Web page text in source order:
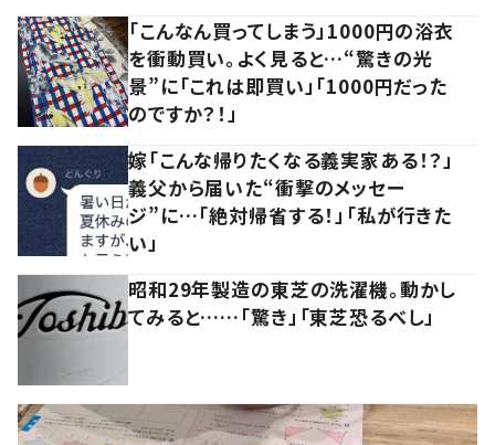
「こんなん買ってしまう」1000円の浴衣
を衝動買い。よく見ると…“驚きの光
景”に「これは即買い」「1000円だった
のですか？！」
嫁「こんな帰りたくなる義実家ある！？」
義父から届いた“衝撃のメッセー
ジ”に…「絶対帰省する！」「私が行きた
い」
昭和29年製造の東芝の洗濯機。動かし
てみると……「驚き」「東芝恐るべし」